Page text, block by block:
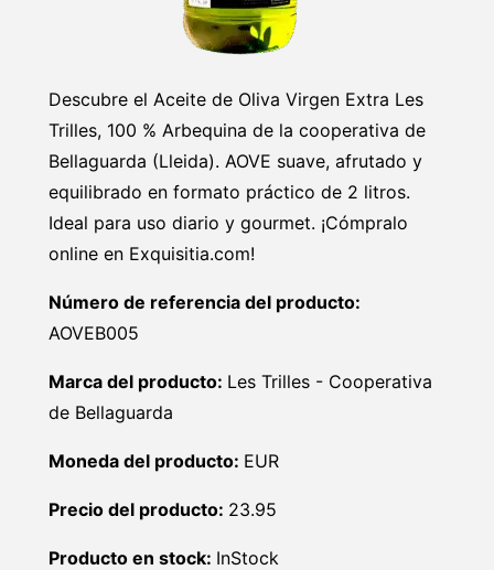
Descubre el Aceite de Oliva Virgen Extra Les
Trilles, 100 % Arbequina de la cooperativa de
Bellaguarda (Lleida). AOVE suave, afrutado y
equilibrado en formato práctico de 2 litros.
Ideal para uso diario y gourmet. ¡Cómpralo
online en Exquisitia.com!
Número de referencia del producto:
AOVEB005
Marca del producto: Les Trilles - Cooperativa
de Bellaguarda
Moneda del producto: EUR
Precio del producto: 23.95
Producto en stock: InStock